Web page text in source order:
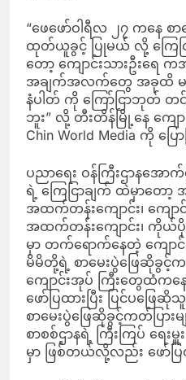
“ဖေဖော်ဝါရီလ ၂၇ ကနေ စာ
ထုတ်ယူခွင့် ပြုမယ် လို့ ကြေင
တော့ ကျောင်းသားဦးရေ
အချက်အလက်တွေ အခုထိ မသိ
နံပါတ် ကို ကြော်ငြာဘုတ် တ
ဘူး” လို့ တီးတိန်မြို့နေ ကျေ
Chin World Media ကို ပြေ
ပညာရေး ဝန်ကြီးဌာနအောက်
ရဲ့ ကြေငြာချက် ထဲမှာတော့
အထက်တန်းကျောင်း၊ ကျေ
အထက်တန်းကျောင်း၊ ကိုယ်
မှာ တက်ရောက်နေတဲ့ ကျော
မိမိတို့ရဲ့ စာမေးပွဲဖြေဆိုခွင့်က
ကျောင်းအုပ် ကြီးတွေထံက
ဖော်ပြထားပြီး ပြင်ပဖြ
စာမေးပွဲဖြေဆိုခွင့်ကတ်ပြာ
စာစစ်ဌာနရဲ့ ကြီးကြပ် ရ
မှာ ဖြစ်တယ်လို့လည်း ဖော်ပြ